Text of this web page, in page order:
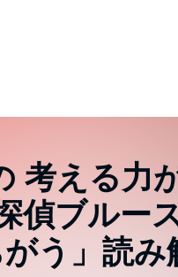
考える力
偵ブルー
う」読み